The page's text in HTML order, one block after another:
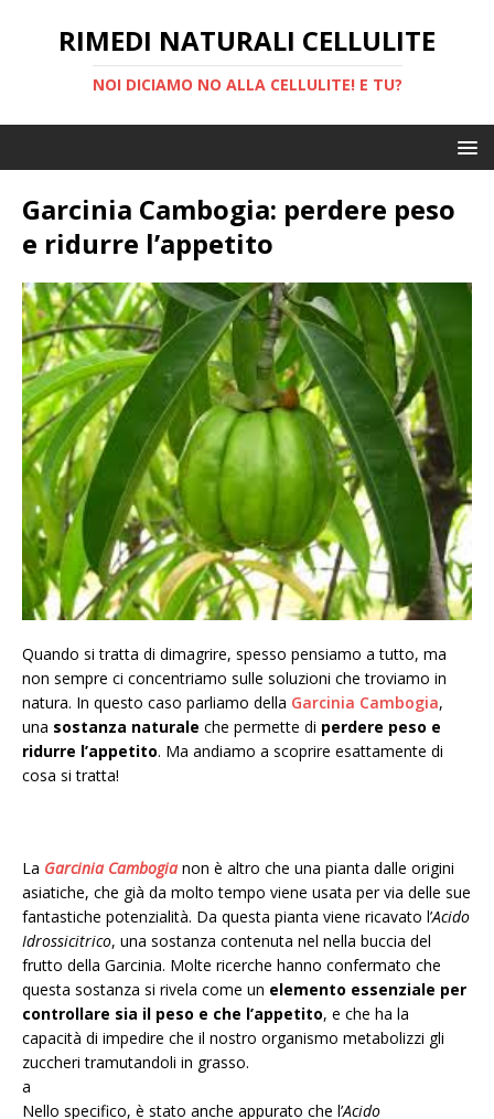
RIMEDI NATURALI CELLULITE
NOI DICIAMO NO ALLA CELLULITE! E TU?
Garcinia Cambogia: perdere peso
e ridurre l’appetito
Quando si tratta di dimagrire, spesso pensiamo a tutto, ma
non sempre ci concentriamo sulle soluzioni che troviamo in
natura. In questo caso parliamo della Garcinia Cambogia,
una sostanza naturale che permette di perdere peso e
ridurre l’appetito. Ma andiamo a scoprire esattamente di
cosa si tratta!
La Garcinia Cambogia non è altro che una pianta dalle origini
asiatiche, che già da molto tempo viene usata per via delle sue
fantastiche potenzialità. Da questa pianta viene ricavato l’Acido
Idrossicitrico, una sostanza contenuta nel nella buccia del
frutto della Garcinia. Molte ricerche hanno confermato che
questa sostanza si rivela come un elemento essenziale per
controllare sia il peso e che l’appetito, e che ha la
capacità di impedire che il nostro organismo metabolizzi gli
zuccheri tramutandoli in grasso.
a
Nello specifico, è stato anche appurato che l’Acido